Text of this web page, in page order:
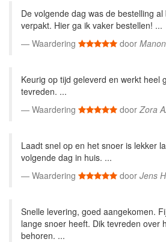
De volgende dag was de bestelling
verpakt. Hier ga ik vaker bestellen! ...
Waardering
door
Keurig op tijd geleverd en werkt heel
tevreden. ...
Waardering
doorZora
Laadt snel op en het snoer is lekker
volgende dag in huis. ...
Waardering
door Jens
Snelle levering, goed aangekomen.
lange snoer heeft. Dik tevreden over
behoren. ...